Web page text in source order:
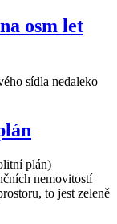
osm let
sídla nedaleko
plán)
nemovitostí
to jest zeleně